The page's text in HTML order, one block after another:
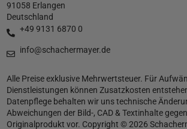
91058 Erlangen
Deutschland
+49 9131 6870 0
info@schachermayer.de
Alle Preise exklusive Mehrwertsteuer. Für
Dienstleistungen können Zusatzkosten
Datenpflege behalten wir uns technische
Abweichungen der Bild-, CAD & Textinhalte
Originalprodukt vor. Copyright © 2026